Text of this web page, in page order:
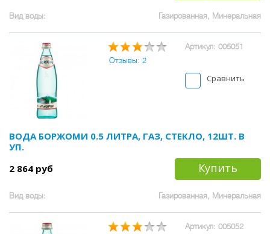
Вид воды: Газированная, Минеральная
Артикул: 005051
Отзывы: 2
Сравнить
ВОДА БОРЖОМИ 0.5 ЛИТРА, ГАЗ, СТЕКЛО, 12ШТ. В
УП.
2 864 руб
Купить
Вид воды: Газированная, Минеральная
Артикул: 005052